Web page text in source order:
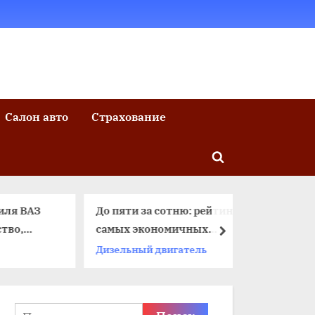
Салон авто Страхование
Toggle
До пяти за сотню: рейтинг
самых экономичных
автомобилей 2021 года
Дизельный двигатель
далее
Найти: